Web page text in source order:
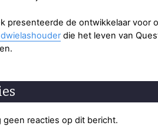
presenteerde de ontwikkelaar voor
die het leven van
geen reacties op dit bericht.